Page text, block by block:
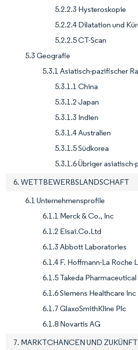
5.2.2.3 Hysteroskopie
5.2.2.4 Dilatation und
5.2.2.5 CT-Scan
5.3 Geografie
5.3.1 Asiatisch-pazifischer
5.3.1.1 China
5.3.1.2 Japan
5.3.1.3 Indien
5.3.1.4 Australien
5.3.1.5 Südkorea
5.3.1.6 Übriger
6. WETTBEWERBSLANDSCHAFT
6.1 Unternehmensprofile
6.1.1 Merck & Co., Inc
6.1.2 Eisai.Co.Ltd
6.1.3 Abbott Laboratories
6.1.4 F. Hoffmann-La Roche
6.1.5 Takeda
6.1.6 Siemens Healthcare Inc
6.1.7 GlaxoSmithKline Plc
6.1.8 Novartis AG
7. MARKTCHANCEN UND